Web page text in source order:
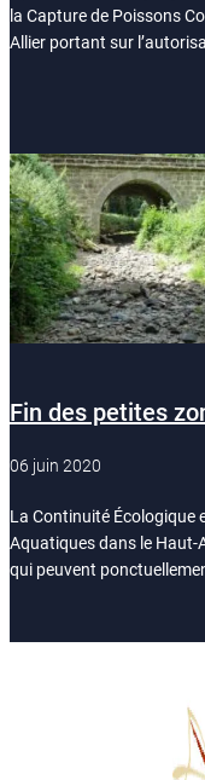
la Capture de Poissons
Allier portant sur
Fin des petites
06 juin 2020
La Continuité Écologique
Aquatiques dans le Haut-
qui peuvent